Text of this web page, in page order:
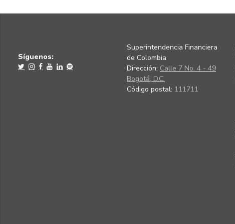
Síguenos:
Superintendencia Financiera
de Colombia
Dirección: Calle 7 No. 4 - 49
Bogotá, D.C.
Código postal: 111711